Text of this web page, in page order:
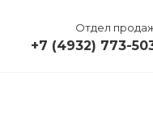
Отдел
+7 (4932) 773-